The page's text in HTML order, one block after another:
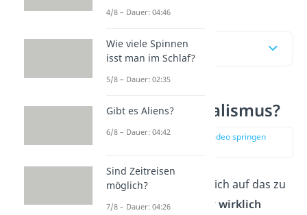
Inhaltsübersicht
Was ist Minimalismus?
zur Stelle im Video springen
Minimalismus
heißt, sich auf das zu
konzentrieren, was dirwirklich
4/8 – Dauer: 04:46
Wie viele Spinnen
isst man im Schlaf?
5/8 – Dauer: 02:35
Gibt es Aliens?
6/8 – Dauer: 04:42
Sind Zeitreisen
möglich?
7/8 – Dauer: 04:26